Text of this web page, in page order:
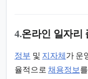
4.온라인 일자리
정부 및 지자체 가 운
율적으로 채용정보